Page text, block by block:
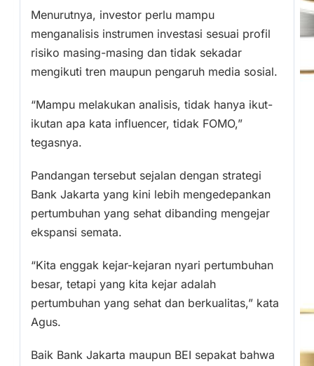
Menurutnya, investor perlu mampu
menganalisis instrumen investasi sesuai profil
risiko masing-masing dan tidak sekadar
mengikuti tren maupun pengaruh media sosial.
“Mampu melakukan analisis, tidak hanya ikut-
ikutan apa kata influencer, tidak FOMO,”
tegasnya.
Pandangan tersebut sejalan dengan strategi
Bank Jakarta yang kini lebih mengedepankan
pertumbuhan yang sehat dibanding mengejar
ekspansi semata.
“Kita enggak kejar-kejaran nyari pertumbuhan
besar, tetapi yang kita kejar adalah
pertumbuhan yang sehat dan berkualitas,” kata
Agus.
Baik Bank Jakarta maupun BEI sepakat bahwa